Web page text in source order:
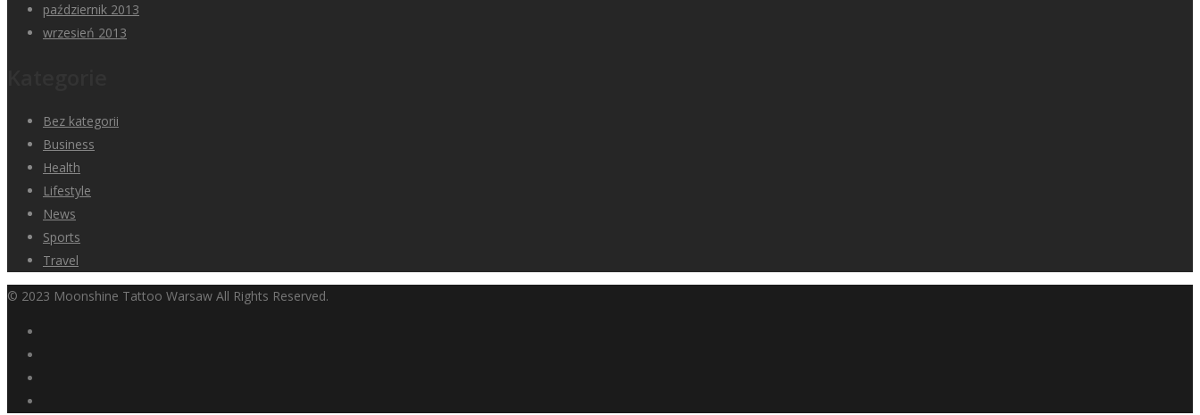
październik 2013
wrzesień 2013
Bez kategorii
Business
Health
Lifestyle
News
Sports
Travel
© 2023 Moonshine Tattoo Warsaw All Rights Reserved.